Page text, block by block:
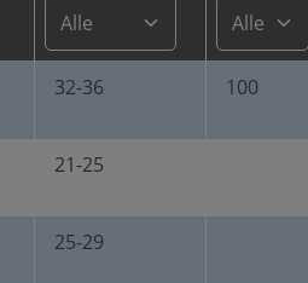
32-36 100
21-25
25-29